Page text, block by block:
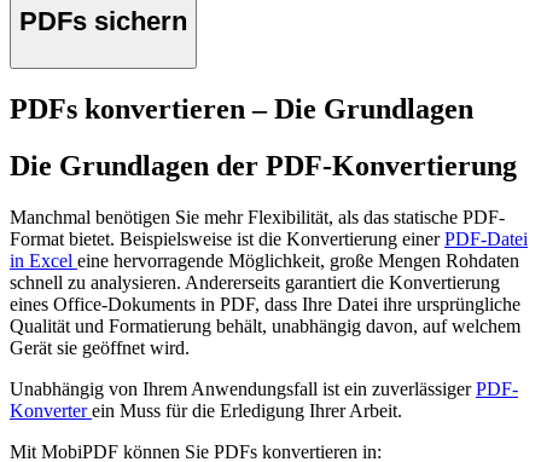
PDFs sichern
PDFs konvertieren – Die Grundlagen
Die Grundlagen der PDF-Konvertierung
Manchmal benötigen Sie mehr Flexibilität, als das statische PDF-
Format bietet. Beispielsweise ist die Konvertierung einerPDF-Datei
in Excel eine hervorragende Möglichkeit, große Mengen Rohdaten
schnell zu analysieren. Andererseits garantiert die Konvertierung
eines Office-Dokuments in PDF, dass Ihre Datei ihre ursprüngliche
Qualität und Formatierung behält, unabhängig davon, auf welchem
Gerät sie geöffnet wird.
Unabhängig von Ihrem Anwendungsfall ist ein zuverlässigerPDF-
Konverterein Muss für die Erledigung Ihrer Arbeit.
Mit MobiPDF können Sie PDFs konvertieren in: